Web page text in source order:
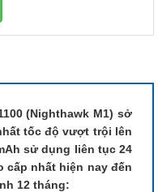
(Nighthawk M1) sở
tốc độ vượt trội lên
sử dụng liên tục 24
cấp nhất hiện nay đến
12 tháng: